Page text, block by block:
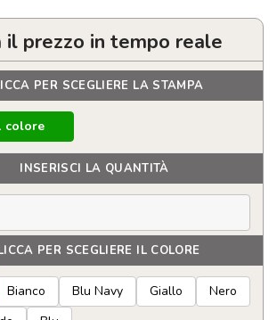
il prezzo in tempo reale
PER SCEGLIERE LA STAMPA
colore
INSERISCI LA QUANTITÀ
PER SCEGLIERE IL COLORE
Bianco Blu Navy Giallo
Nero